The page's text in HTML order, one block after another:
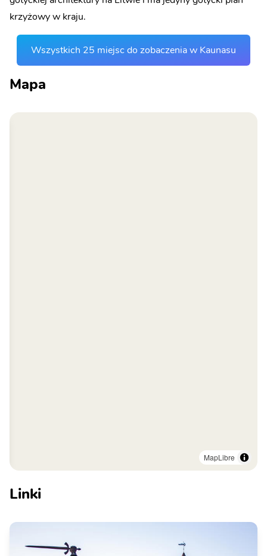
krzyżowy w kraju.
Wszystkich 25 miejsc do zobaczenia w Kaunasu
Mapa
MapLibre
Linki